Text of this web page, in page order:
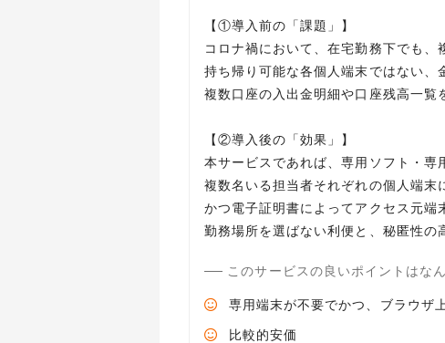
【①導入前の「課題」】
コロナ禍において、在宅勤務下でも
持ち帰り可能な各個人端末ではない、
複数口座の入出金明細や口座残高一
【②導入後の「効果」】
本サービスであれば、専用ソフト・専
複数名いる担当者それぞれの個人端末
かつ電子証明書によってアクセス元端
勤務場所を選ばない利便と、秘匿性
このサービスの良いポイントはな
専用端末が不要でかつ、ブラウザ
比較的安価